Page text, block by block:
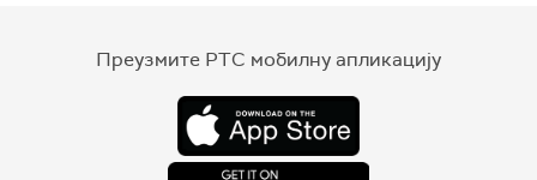
Преузмите РТС мобилну апликацију